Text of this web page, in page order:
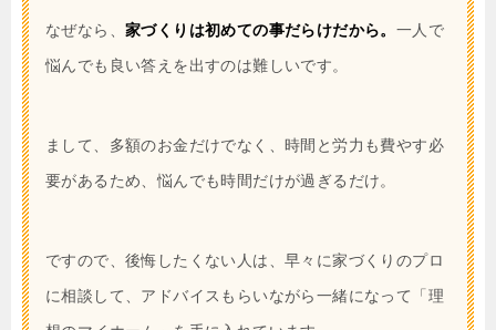
なぜなら、 家づくりは初めての事だらけだから。 一人で
悩んでも良い答えを出すのは難しいです。
まして、多額のお金だけでなく、時間と労力も費やす必
要があるため、悩んでも時間だけが過ぎるだけ。
ですので、後悔したくない人は、早々に家づくりのプロ
に相談して、アドバイスもらいながら一緒になって「理